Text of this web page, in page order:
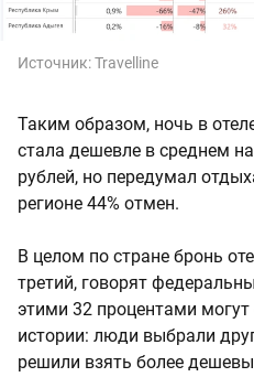
Источник:Travelline
Таким образом, ночь в
стала дешевле в среднем
рублей, но передумал
регионе 44% отмен.
В целом по стране бронь
третий, говорят
этими 32 процентами
истории: люди выбрали
решили взять более